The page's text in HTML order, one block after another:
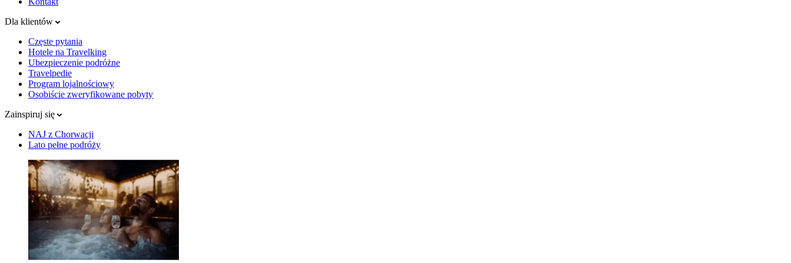
Dla klientów
Częste pytania
Hotele na Travelking
Ubezpieczenie podróżne
Travelpedie
Program lojalnościowy
Osobiście zweryfikowane pobyty
Zainspiruj się
NAJ z Chorwacji
Lato pełne podróży